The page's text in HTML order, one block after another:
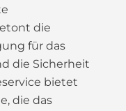
die
für das
die Sicherheit
bietet
die das